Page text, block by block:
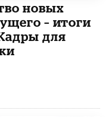
новых
– итоги
для